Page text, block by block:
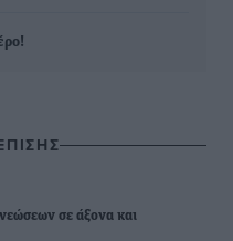
σε άξονα και